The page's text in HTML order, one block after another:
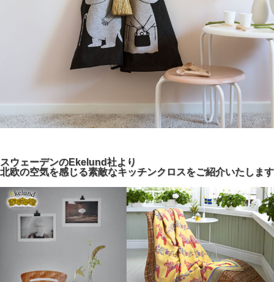
スウェーデンのEkelund社より
北欧の空気を感じる素敵なキッチンクロスをご紹介いたします